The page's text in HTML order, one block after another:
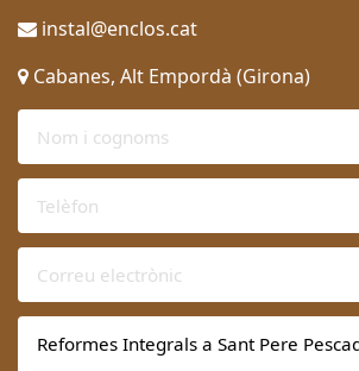
instal@enclos.cat
Cabanes, Alt Empordà (Girona)